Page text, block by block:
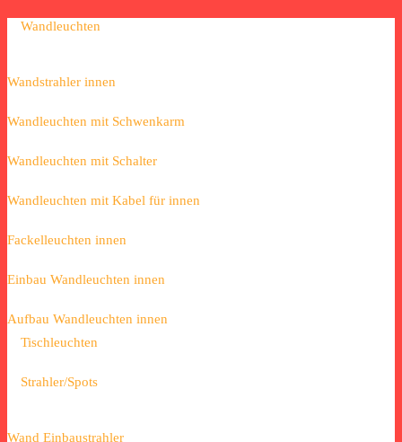
Wandleuchten
Wandstrahler innen
Wandleuchten mit Schwenkarm
Wandleuchten mit Schalter
Wandleuchten mit Kabel für innen
Fackelleuchten innen
Einbau Wandleuchten innen
Aufbau Wandleuchten innen
Tischleuchten
Strahler/Spots
Wand Einbaustrahler